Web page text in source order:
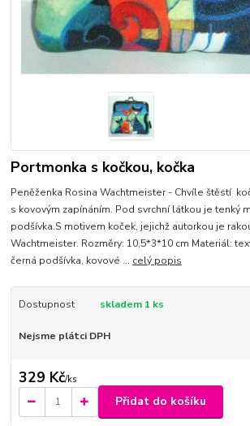
Portmonka s kočkou, kočka
Peněženka Rosina Wachtmeister - Chvíle štěstí
s kovovým zapínáním. Pod svrchní látkou je tenký
podšívka.S motivem koček, jejichž autorkou je
Wachtmeister. Rozměry: 10,5*3*10 cm Materiál:
černá podšívka, kovové ... celý popis
Dostupnost skladem 1 ks
Nejsme plátci DPH
329 Kč/ks
Přidat do košíku